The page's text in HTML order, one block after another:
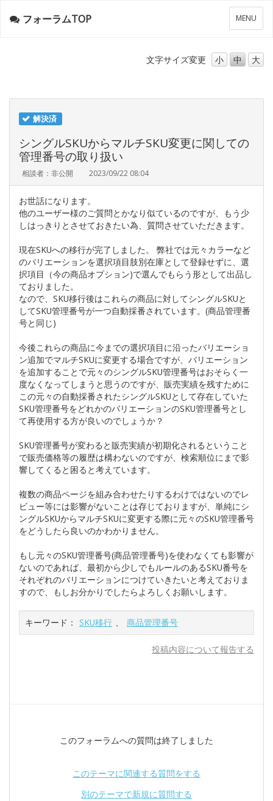
メ
ニ
ー
MENU
フォーラムTOP
文字サイズ変更 小 中 大
解決済
シングルSKUからマルチSKU変更に関しての
管理番号の取り扱い
相談者：非公開 2023/09/22 08:04
お世話になります。
他のユーザー様のご質問とかなり似ているのですが、もう少
しはっきりとさせておきたい為、質問させていただきます。
現在SKUへの移行が完了しました。 弊社では元々カラーなど
のバリエーションを選択項目肢別在庫として登録せずに、選
択項目（今の商品オプション)で選んでもらう形として出品し
ておりました。
なので、SKU移行後はこれらの商品に対してシングルSKUと
してSKU管理番号が一つ自動採番されています。(商品管理番
号と同じ)
今後これらの商品に今までの選択項目に沿ったバリエーショ
ン追加でマルチSKUに変更する場合ですが、バリエーション
を追加することで元々のシングルSKU管理番号はおそらく一
度なくなってしまうと思うのですが、販売実績を残すために
この元々の自動採番されたシングルSKUとして存在していた
SKU管理番号をどれかのバリエーションのSKU管理番号とし
て再使用する方が良いのでしょうか？
SKU管理番号が変わると販売実績が初期化されるということ
で販売価格等の履歴は構わないのですが、検索順位にまで影
響してくると困ると考えています。
複数の商品ページを組み合わせたりするわけではないのでレ
ビュー等には影響がないことは存じておりますが、単純にシ
ングルSKUからマルチSKUに変更する際に元々のSKU管理番号
をどうしたら良いのかわかりません。
もし元々のSKU管理番号(商品管理番号)を使わなくても影響が
ないのであれば、最初から少しでもルールのあるSKU番号を
それぞれのバリエーションにつけていきたいと考えておりま
すので、もしお分かりでしたらよろしくお願いします。
キーワード： SKU移行 、 商品管理番号
投稿内容について報告する
このフォーラムへの質問は終了しました
このテーマに関連する質問をする
別のテーマで新規に質問する